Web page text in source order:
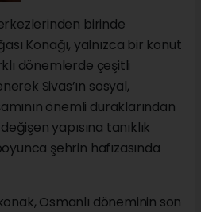
birinde
Konağı, yalnızca bir konut
dönemlerde çeşitli
Sivas’ın sosyal,
önemli duraklarından
yapısına tanıklık
şehrin hafızasında
Osmanlı döneminin son